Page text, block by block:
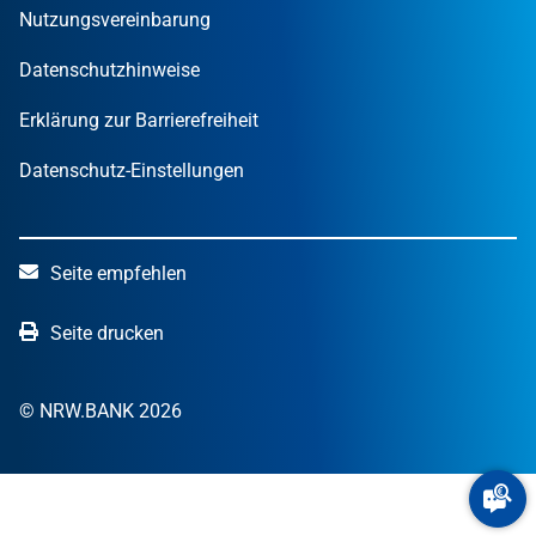
NRW.Venture
Nutzungsvereinbarung
Datenschutzhinweise
Erklärung zur Barrierefreiheit
Datenschutz-Einstellungen
Seite empfehlen
Seite drucken
© NRW.BANK 2026